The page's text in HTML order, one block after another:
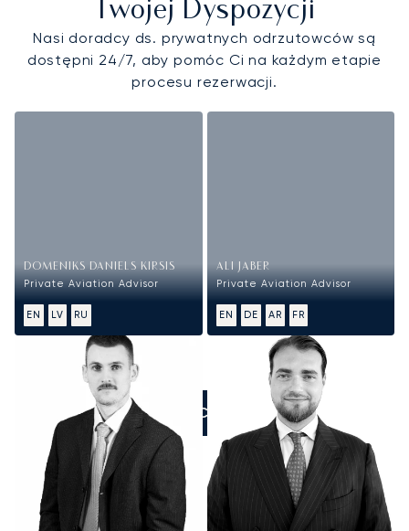
Twojej Dyspozycji
Nasi doradcy ds. prywatnych odrzutowców są
dostępni 24/7, aby pomóc Ci na każdym etapie
procesu rezerwacji.
DOMENIKS DANIELS KIRSIS
Private Aviation Advisor
EN LV RU
ALI JABER
Private Aviation Advisor
EN DE AR FR
ZADZWOŃCIE DO NAS